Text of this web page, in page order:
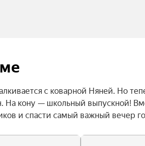
с коварной Няней. Но
На кону — школьный выпускной!
и спасти самый важный вечер